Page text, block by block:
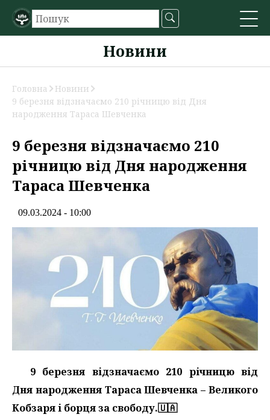
Новини
Головна
Новини
9 березня відзначаємо 210 річницю від Дня
народження Тараса Шевченка
9 березня відзначаємо 210
річницю від Дня народження
Тараса Шевченка
09.03.2024 - 10:00
9 березня відзначаємо 210 річницю від
Дня народження Тараса Шевченка – Великого
Кобзаря і борця за свободу.🇺🇦